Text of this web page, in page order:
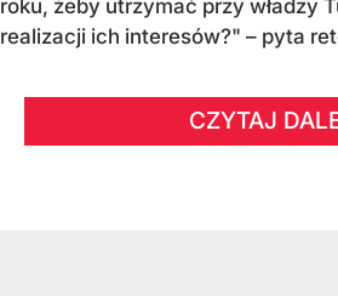
roku, żeby utrzymać przy władzy
realizacji ich interesów?" – pyta
CZYTAJ